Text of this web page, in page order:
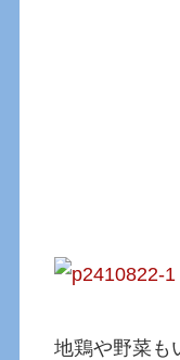
地鶏や野菜も